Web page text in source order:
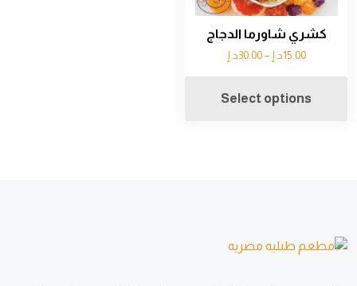
كشري شاورما الدجاج
15.00د.إ –
30.00د.إ
Select options